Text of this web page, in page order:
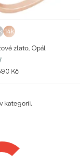
14k
zlato, Opál
Kč
kategorii.